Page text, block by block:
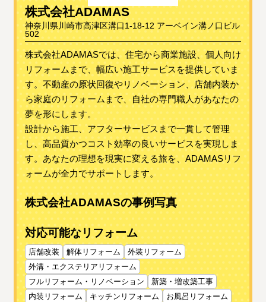
株式会社ADAMAS
神奈川県川崎市高津区溝口1-18-12 アーベイン溝ノ口ビル
502
株式会社ADAMASでは、住宅から商業施設、個人向け
リフォームまで、幅広い施工サービスを提供していま
す。不動産の原状回復やリノベーション、店舗内装か
ら家庭のリフォームまで、自社の専門職人があなたの
夢を形にします。
設計から施工、アフターサービスまで一貫して管理
し、高品質かつコスト効率の良いサービスを実現しま
す。あなたの理想を現実に変える旅を、ADAMASリフ
ォームが全力でサポートします。
株式会社ADAMASの事例写真
対応可能なリフォーム
店舗改装 解体リフォーム
外装リフォーム
外溝・エクステリアリフォーム
フルリフォーム・リノベーション
新築・増改築工事
内装リフォーム
キッチンリフォーム
お風呂リフォーム